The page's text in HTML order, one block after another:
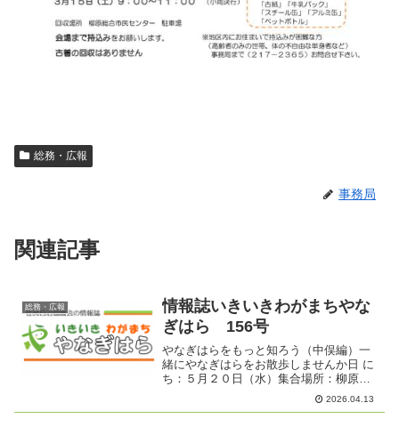
総務・広報
事務局
関連記事
総務・広報
情報誌いきいきわがまちやな
ぎはら 156号
やなぎはらをもっと知ろう（中俣編）一
緒にやなぎはらをお散歩しませんか日 に
ち：５月２０日（水）集合場所：柳原交
流センター前持 ち 物：水筒、タオルなど
各自必要なもの１０時に出発します（雨
2026.04.13